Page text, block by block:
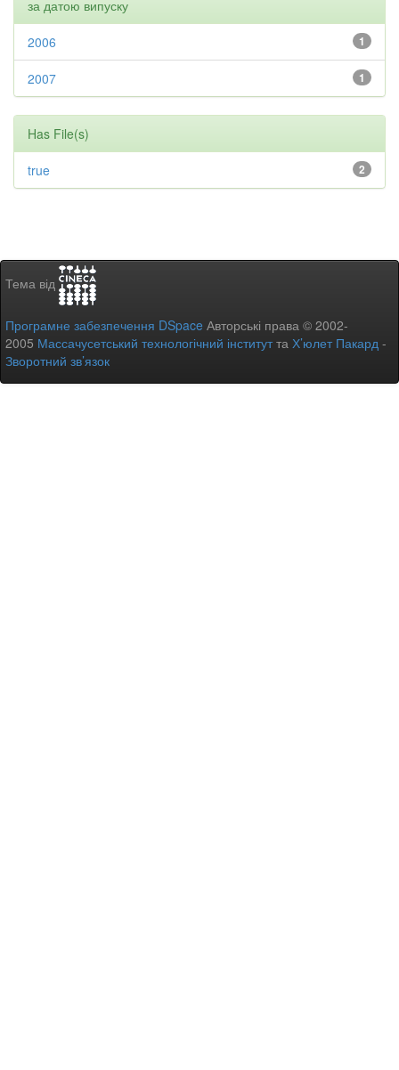
за датою випуску
1
2006
1
2007
Has File(s)
2
true
Тема від
Програмне забезпечення DSpace Авторські права © 2002-
2005 Массачусетський технологічний інститутта Х’юлет Пакард -
Зворотний зв’язок